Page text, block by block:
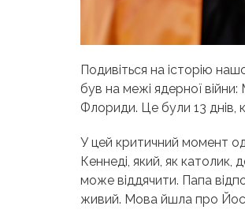
Подивіться на історію
був на межі ядерної
Флориди. Це були 13 днів,
У цей критичний момент
Кеннеді, який, як
може віддячити. Папа
живий. Мова йшла про